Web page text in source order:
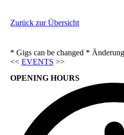
Zurück zur Übersicht
* Gigs can be changed *
<< EVENTS >>
OPENING HOURS